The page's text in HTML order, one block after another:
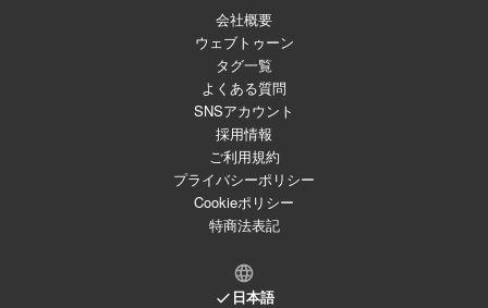
会社概要
ウェブトゥーン
タグ一覧
よくある質問
SNSアカウント
採用情報
ご利用規約
プライバシーポリシー
Cookieポリシー
特商法表記
日本語